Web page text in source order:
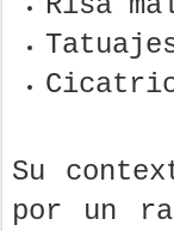
Su
por un